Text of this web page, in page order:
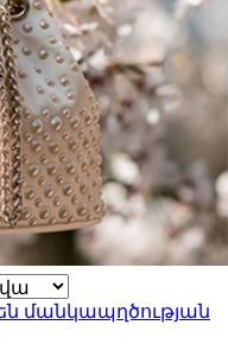
մանկապղծության